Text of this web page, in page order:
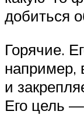
добиться
Горячие.
например,
и
Его цель —